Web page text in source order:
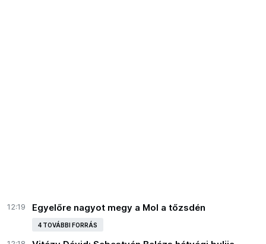
12:19 Egyelőre nagyot megy a Mol a tőzsdén
4 TOVÁBBI FORRÁS